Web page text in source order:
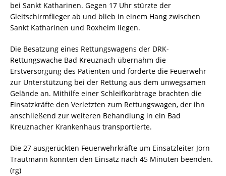
bei Sankt Katharinen. Gegen 17 Uhr stürzte der
Gleitschirmflieger ab und blieb in einem Hang zwischen
Sankt Katharinen und Roxheim liegen.
Die Besatzung eines Rettungswagens der DRK-
Rettungswache Bad Kreuznach übernahm die
Erstversorgung des Patienten und forderte die Feuerwehr
zur Unterstützung bei der Rettung aus dem unwegsamen
Gelände an. Mithilfe einer Schleifkorbtrage brachten die
Einsatzkräfte den Verletzten zum Rettungswagen, der ihn
anschließend zur weiteren Behandlung in ein Bad
Kreuznacher Krankenhaus transportierte.
Die 27 ausgerückten Feuerwehrkräfte um Einsatzleiter Jörn
Trautmann konnten den Einsatz nach 45 Minuten beenden.
(rg)